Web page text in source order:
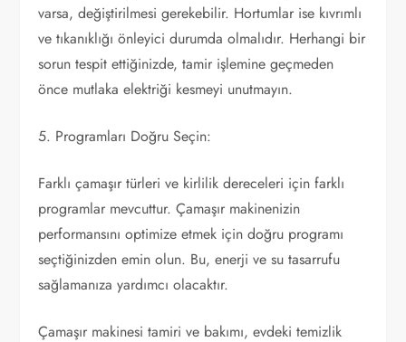
varsa, değiştirilmesi gerekebilir. Hortumlar ise kıvrımlı
ve tıkanıklığı önleyici durumda olmalıdır. Herhangi bir
sorun tespit ettiğinizde, tamir işlemine geçmeden
önce mutlaka elektriği kesmeyi unutmayın.
5. Programları Doğru Seçin:
Farklı çamaşır türleri ve kirlilik dereceleri için farklı
programlar mevcuttur. Çamaşır makinenizin
performansını optimize etmek için doğru programı
seçtiğinizden emin olun. Bu, enerji ve su tasarrufu
sağlamanıza yardımcı olacaktır.
Çamaşır makinesi tamiri ve bakımı, evdeki temizlik